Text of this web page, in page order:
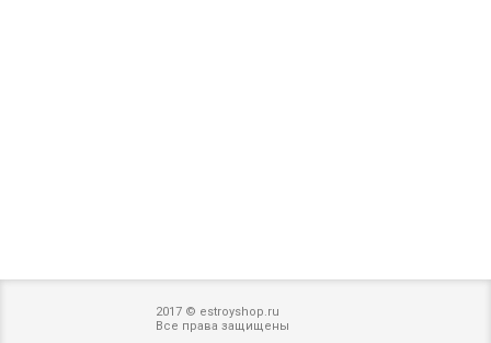
2017 © estroyshop.ru
Все права защищены